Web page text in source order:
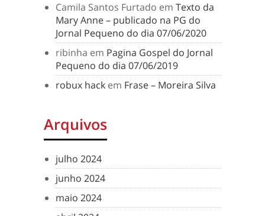
Camila Santos Furtado em Texto da
Mary Anne – publicado na PG do
Jornal Pequeno do dia 07/06/2020
ribinha em Pagina Gospel do Jornal
Pequeno do dia 07/06/2019
robux hack em Frase – Moreira Silva
Arquivos
julho 2024
junho 2024
maio 2024